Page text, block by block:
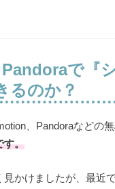
で『
るのか？
、Pandoraなどの無
す。
かけましたが、最近